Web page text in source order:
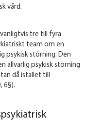
vård.
vanligtvis tre till fyra
team om en
psykisk störning. Den
allvarlig psykisk störning
då istället till
6§).